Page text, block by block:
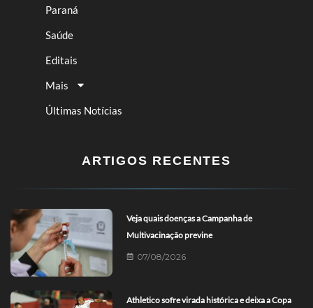
Paraná
Saúde
Editais
Mais
Últimas Notícias
ARTIGOS RECENTES
Veja quais doenças a Campanha de
Multivacinação previne
07/08/2026
Athletico sofre virada histórica e deixa a Copa